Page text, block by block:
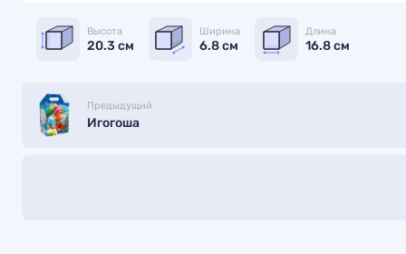
Высота
20.3 см
Ширина
6.8 см
Длина
16.8 см
Предыдущий
Игогоша